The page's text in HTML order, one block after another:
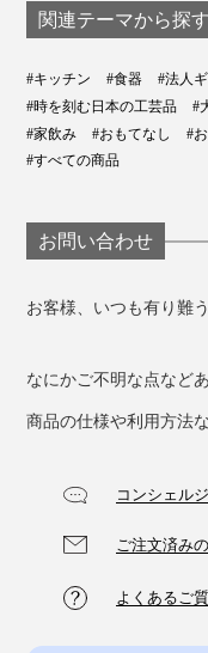
関連テーマから探す
#キッチン #食器 #法人
#時を刻む日本の工芸品
#
#家飲み
#おもてなし #
#すべての商品
お問い合わせ
お客様、いつも有り難
なにかご不明な点など
商品の仕様や利用方法
コンシェル
ご注文済み
よくあるご